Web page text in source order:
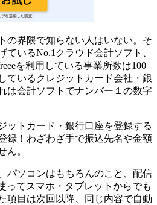
の界隈で知らない人はいない。そ
ているNo.1クラウド会計ソフト、
を利用している事業所数は100
ているクレジットカード会社・銀
は会計ソフトでナンバー１の数字
ットカード・銀行口座を登録する
録！わざわざ手で振込先名や金額
ん。
パソコンはもちろんのこと、配信
ってスマホ・タブレットからでも
項目は次回以降、同じ内容で自動